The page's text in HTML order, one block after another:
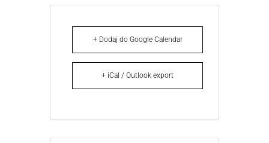
+ Dodaj do Google Calendar
+ iCal / Outlook export